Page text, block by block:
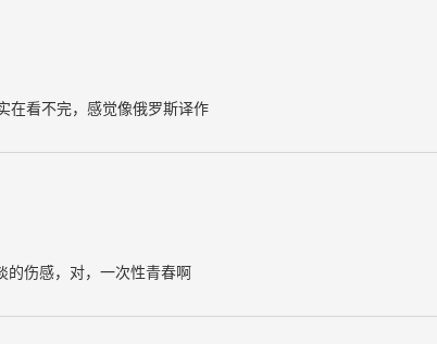
在看不完，感觉像俄罗斯译作
的伤感，对，一次性青春啊